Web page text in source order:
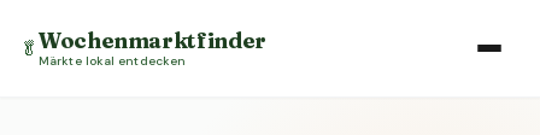
🥬Wochenmarktfinder
Märkte lokal entdecken